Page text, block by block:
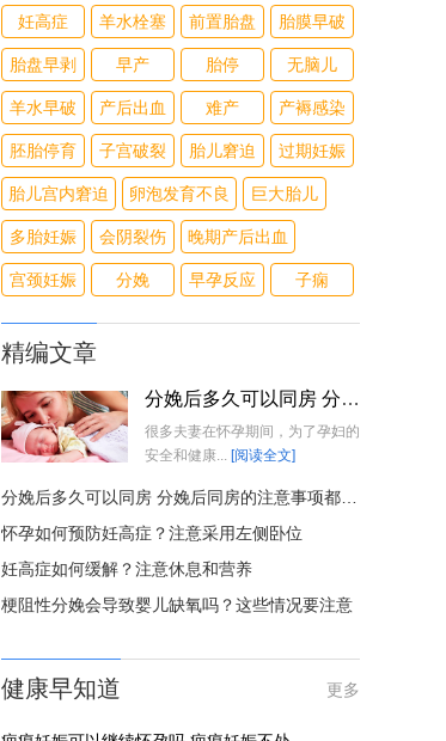
妊高症 羊水栓塞 前置胎盘 胎膜早破
胎盘早剥 早产 胎停 无脑儿
羊水早破 产后出血 难产 产褥感染
胚胎停育 子宫破裂 胎儿窘迫 过期妊娠
胎儿宫内窘迫 卵泡发育不良 巨大胎儿
多胎妊娠 会阴裂伤 晚期产后出血
宫颈妊娠 分娩 早孕反应 子痫
精编文章
分娩后多久可以同房 分娩后同房的注意事项都有哪些
很多夫妻在怀孕期间，为了孕妇的
安全和健康... [阅读全文]
分娩后多久可以同房 分娩后同房的注意事项都有哪些
怀孕如何预防妊高症？注意采用左侧卧位
妊高症如何缓解？注意休息和营养
梗阻性分娩会导致婴儿缺氧吗？这些情况要注意
健康早知道 更多